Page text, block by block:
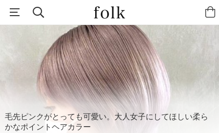
毛先ピンクがとっても可愛い。大人女子にしてほしい柔ら
かなポイントヘアカラー